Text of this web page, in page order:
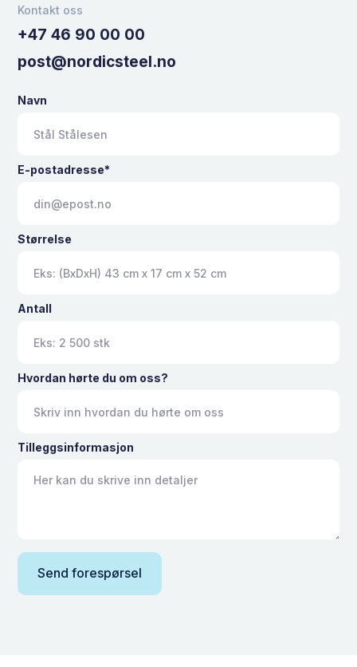
Kontakt oss
+47 46 90 00 00
post@nordicsteel.no
Navn
E-postadresse*
Størrelse
Antall
Hvordan hørte du om oss?
Tilleggsinformasjon